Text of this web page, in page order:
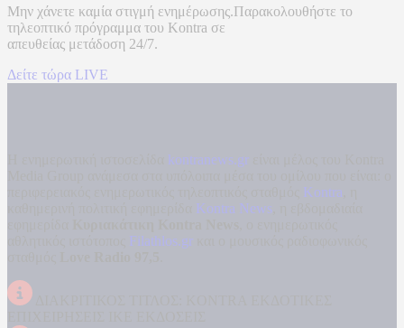
Μην χάνετε καμία στιγμή ενημέρωσης.Παρακολουθήστε το
τηλεοπτικό πρόγραμμα του Kontra σε
απευθείας μετάδοση 24/7.
Δείτε τώρα LIVE
kontranews.gr
Kontra
Kontra News
Filathlos.gr